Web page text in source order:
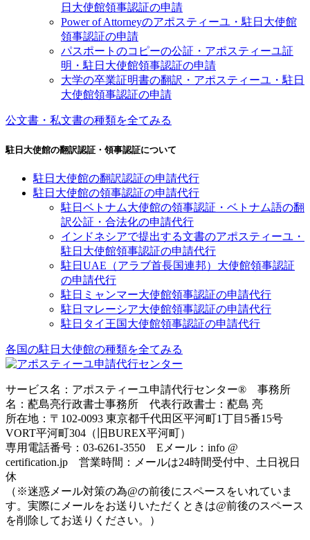
日大使館領事認証の申請
Power of Attorneyのアポスティーユ・駐日大使館
領事認証の申請
パスポートのコピーの公証・アポスティーユ証
明・駐日大使館領事認証の申請
大学の卒業証明書の翻訳・アポスティーユ・駐日
大使館領事認証の申請
公文書・私文書の種類を全てみる
駐日大使館の翻訳認証・領事認証について
駐日大使館の翻訳認証の申請代行
駐日大使館の領事認証の申請代行
駐日ベトナム大使館の領事認証・ベトナム語の翻
訳公証・合法化の申請代行
インドネシアで提出する文書のアポスティーユ・
駐日大使館領事認証の申請代行
駐日UAE（アラブ首長国連邦）大使館領事認証
の申請代行
駐日ミャンマー大使館領事認証の申請代行
駐日マレーシア大使館領事認証の申請代行
駐日タイ王国大使館領事認証の申請代行
各国の駐日大使館の種類を全てみる
サービス名：アポスティーユ申請代行センター® 事務所
名：蓜島亮行政書士事務所 代表行政書士：蓜島 亮
所在地：〒102-0093 東京都千代田区平河町1丁目5番15号
VORT平河町304（旧BUREX平河町）
専用電話番号：03-6261-3550 Eメール：info @
certification.jp 営業時間：メールは24時間受付中、土日祝日
休
（※迷惑メール対策の為@の前後にスペースをいれていま
す。実際にメールをお送りいただくときは@前後のスペース
を削除してお送りください。）